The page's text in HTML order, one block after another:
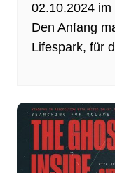
02.10.2024
Den Anfang
Lifespark, für